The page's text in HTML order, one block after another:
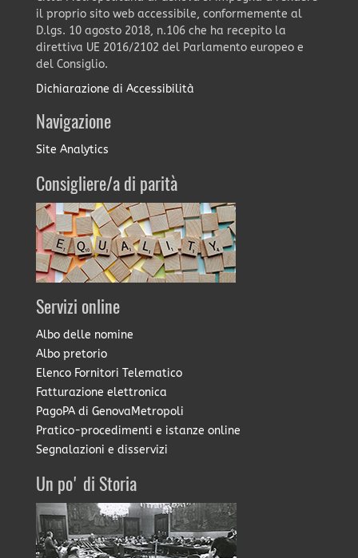
il proprio sito web accessibile, conformemente al
D.lgs. 10 agosto 2018, n.106 che ha recepito la
direttiva UE 2016/2102 del Parlamento europeo e
del Consiglio.
Dichiarazione di Accessibilità
Navigazione
Site Analytics
Consigliere/a di parità
Servizi online
Albo delle nomine
Albo pretorio
Elenco Fornitori Telematico
Fatturazione elettronica
PagoPA di GenovaMetropoli
Pratico-procedimenti e istanze online
Segnalazioni e disservizi
Un po' di Storia